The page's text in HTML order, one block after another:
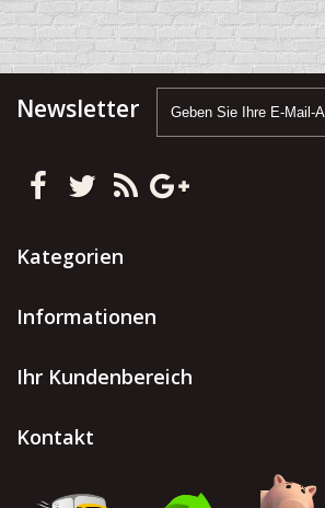
Newsletter
Kategorien
Informationen
Ihr Kundenbereich
Kontakt